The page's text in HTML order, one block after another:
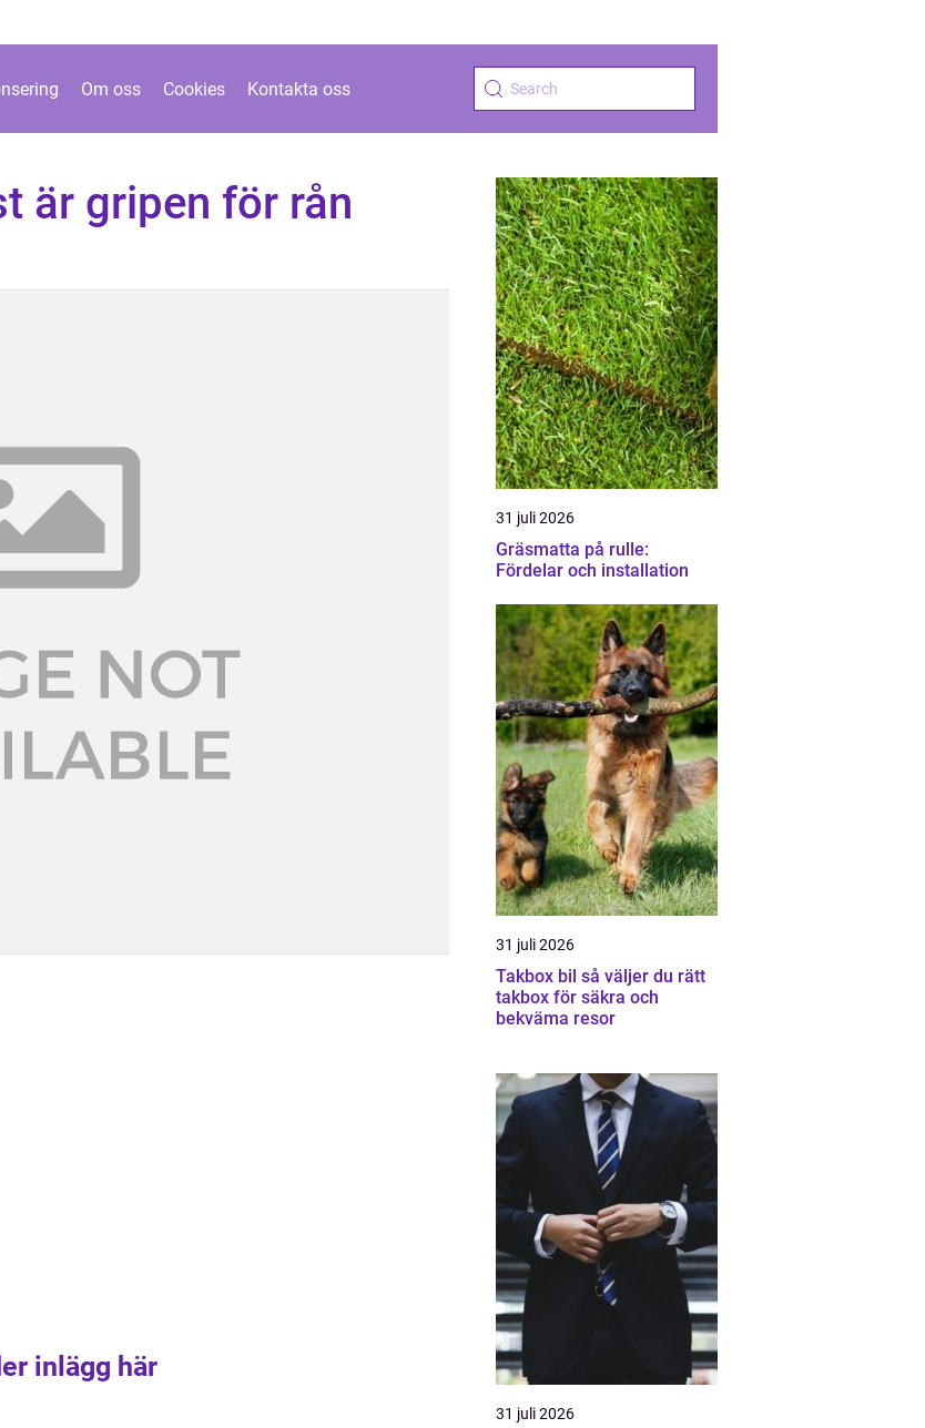
Om oss Cookies Kontakta oss
är gripen för rån
inlägg här
31 juli 2026
Gräsmatta på rulle:
Fördelar och installation
31 juli 2026
Takbox bil så väljer du rätt
takbox för säkra och
bekväma resor
31 juli 2026